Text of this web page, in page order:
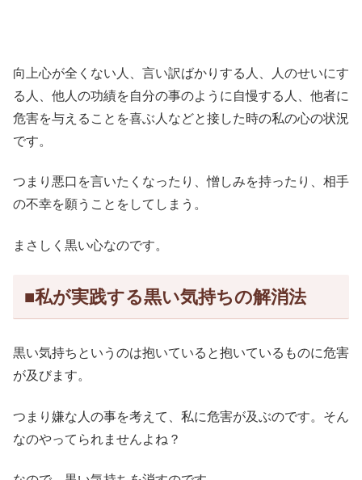
向上心が全くない人、言い訳ばかりする人、人のせいにす
る人、他人の功績を自分の事のように自慢する人、他者に
危害を与えることを喜ぶ人などと接した時の私の心の状況
です。
つまり悪口を言いたくなったり、憎しみを持ったり、相手
の不幸を願うことをしてしまう。
まさしく黒い心なのです。
■私が実践する黒い気持ちの解消法
黒い気持ちというのは抱いていると抱いているものに危害
が及びます。
つまり嫌な人の事を考えて、私に危害が及ぶのです。そん
なのやってられませんよね？